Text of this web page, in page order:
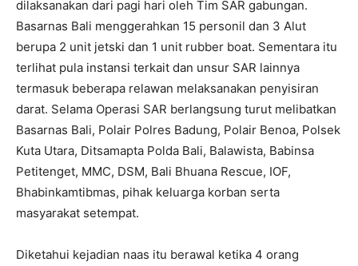
dilaksanakan dari pagi hari oleh Tim SAR gabungan.
Basarnas Bali menggerahkan 15 personil dan 3 Alut
berupa 2 unit jetski dan 1 unit rubber boat. Sementara itu
terlihat pula instansi terkait dan unsur SAR lainnya
termasuk beberapa relawan melaksanakan penyisiran
darat. Selama Operasi SAR berlangsung turut melibatkan
Basarnas Bali, Polair Polres Badung, Polair Benoa, Polsek
Kuta Utara, Ditsamapta Polda Bali, Balawista, Babinsa
Petitenget, MMC, DSM, Bali Bhuana Rescue, IOF,
Bhabinkamtibmas, pihak keluarga korban serta
masyarakat setempat.
Diketahui kejadian naas itu berawal ketika 4 orang